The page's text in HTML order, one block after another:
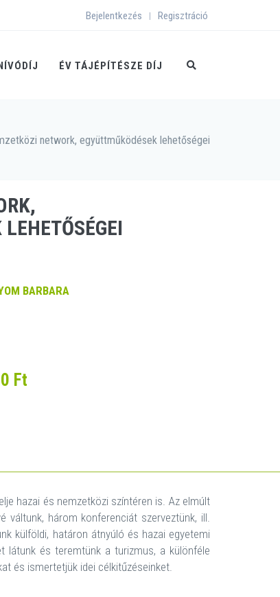
Bejelentkezés | Regisztráció
ÉV TÁJÉPÍTÉSZE DÍJ
network, együttműködések lehetőségei
BARBARA
Ft
hazai és nemzetközi színtéren is. Az elmúlt
három konferenciát szerveztünk, ill.
külföldi, határon átnyúló és hazai egyetemi
látunk és teremtünk a turizmus, a különféle
és ismertetjük idei célkitűzéseinket.